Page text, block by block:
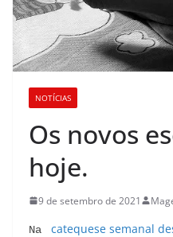
NOTÍCIAS
Os novos
hoje.
9 de setembro de 2021
Na catequese semanal